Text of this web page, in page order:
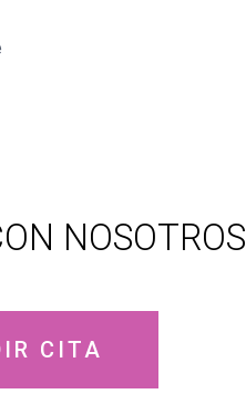
NOSOTROS
CITA